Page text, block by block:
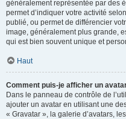
généralement représentée par des
permet d’indiquer votre activité
publié, ou permet de différencier
image, généralement plus grande,
qui est bien souvent unique et
Haut
Comment puis-je afficher un
Dans le panneau de contrôle de
ajouter un avatar en utilisant une
« Gravatar », la galerie d’avatars,